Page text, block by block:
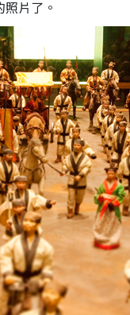
片了。